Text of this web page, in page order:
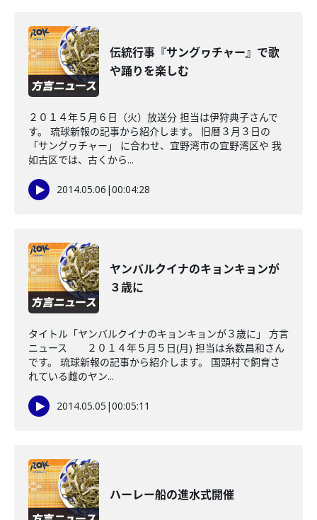
伝統行事『サングヮチャー』で歌
や踊りを楽しむ
２０１４年５月６日（火）放送分 担当は伊狩典子さんで
す。 琉球新報の記事から紹介します。 旧暦３月３日の
「サングヮチャー」 に合わせ、宜野湾市の宜野湾区や 我
如古区では、古くから...
2014.05.06 |00:04:28
ヤンバルクイナのキョンキョンが
３歳に
タイトル「ヤンバルクイナのキョンキョンが３歳に」 方言
ニュース ２０１４年５月５日(月) 担当は糸数昌和さん
です。 琉球新報の記事から紹介します。 国頭村で飼育さ
れている雌のヤン...
2014.05.05 |00:05:11
ハーレー船の進水式開催